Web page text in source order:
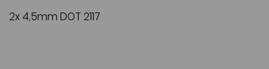
2x 4,5mm DOT 2117